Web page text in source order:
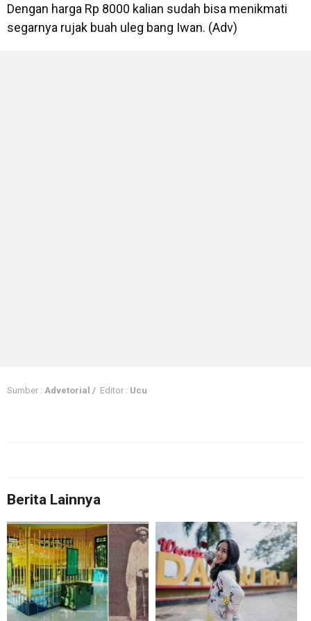
Dengan harga Rp 8000 kalian sudah bisa menikmati
segarnya rujak buah uleg bang Iwan. (Adv)
Sumber : Advetorial / Editor : Ucu
Berita Lainnya